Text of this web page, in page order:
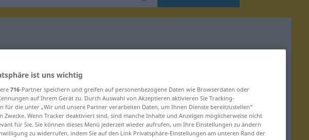
für "batiente"
ist uns wichtig
716-Partner speichern und greifen auf personenbezogene Daten wie Browserdaten oder
auf Ihrem Gerät zu. Durch Auswahl von Akzeptieren aktivieren Sie Tracking-
für die unter „Wir und unsere Partner verarbeiten Daten, um Ihnen Dienste bereitzustellen“
Zwecke. Wenn Tracker deaktiviert sind, sind manche Inhalte und Anzeigen möglicherweise nicht
für Sie. Sie können dieses Menü jederzeit wieder aufrufen, um Ihre Einstellungen zu ändern
zu widerrufen, indem Sie auf den Link Privatsphäre-Einstellungen am unteren Rand der